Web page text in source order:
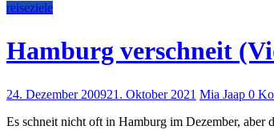
reiseziele
Hamburg verschneit
24. Dezember 200921. Oktober 2021 Mia Jaap 0
Es schneit nicht oft in Hamburg im Dezember,